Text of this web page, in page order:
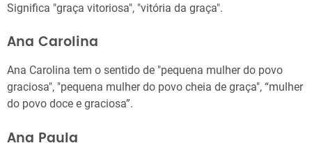
Significa "graça vitoriosa", "vitória da graça".
Ana Carolina
Ana Carolina tem o sentido de "pequena mulher do povo
graciosa", "pequena mulher do povo cheia de graça", “mulher
do povo doce e graciosa”.
Ana Paula